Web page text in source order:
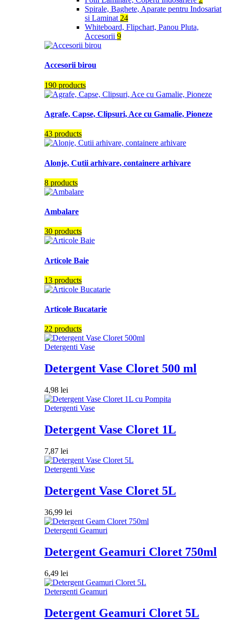
Spirale, Baghete, Aparate pentru Indosariat
si Laminat 24
Whiteboard, Flipchart, Panou Pluta,
Accesorii 9
Accesorii birou
190 products
Agrafe, Capse, Clipsuri, Ace cu Gamalie, Pioneze
43 products
Alonje, Cutii arhivare, containere arhivare
8 products
Ambalare
30 products
Articole Baie
13 products
Articole Bucatarie
22 products
Detergenti Vase
Detergent Vase Cloret 500 ml
4,98 lei
Detergenti Vase
Detergent Vase Cloret 1L
7,87 lei
Detergenti Vase
Detergent Vase Cloret 5L
36,99 lei
Detergenti Geamuri
Detergent Geamuri Cloret 750ml
6,49 lei
Detergenti Geamuri
Detergent Geamuri Cloret 5L